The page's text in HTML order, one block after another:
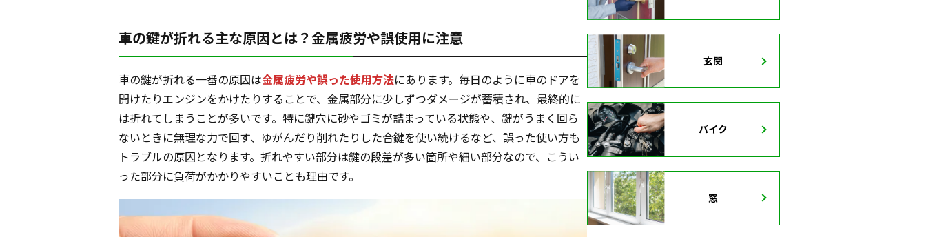
車の鍵が折れる主な原因とは？金属疲労や誤使用に注意
車の鍵が折れる一番の原因は金属疲労や誤った使用方法にあります。毎日のように車のドアを
開けたりエンジンをかけたりすることで、金属部分に少しずつダメージが蓄積され、最終的に
は折れてしまうことが多いです。特に鍵穴に砂やゴミが詰まっている状態や、鍵がうまく回ら
ないときに無理な力で回す、ゆがんだり削れたりした合鍵を使い続けるなど、誤った使い方も
トラブルの原因となります。折れやすい部分は鍵の段差が多い箇所や細い部分なので、こうい
った部分に負荷がかかりやすいことも理由です。
玄関
バイク
窓